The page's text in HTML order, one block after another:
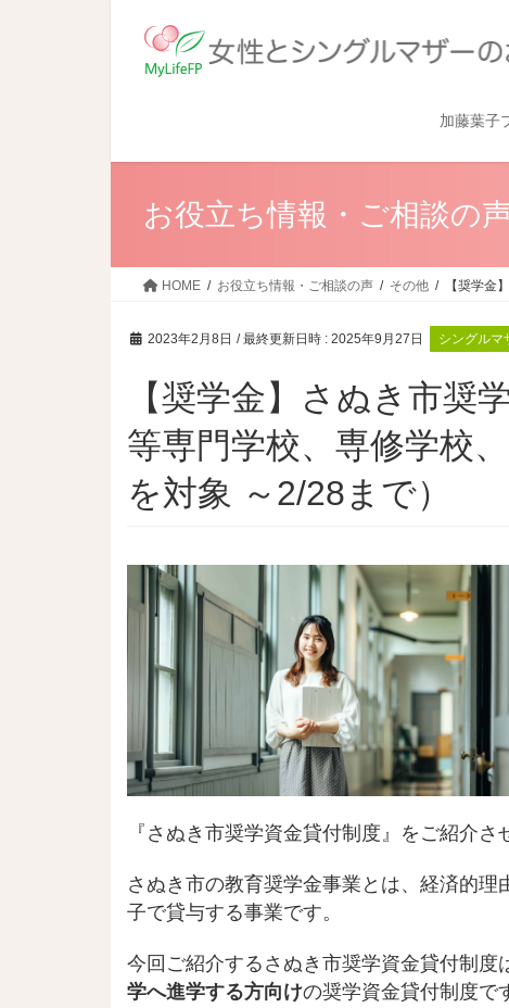
加藤葉子
お役立ち情報・ご相談の
HOME お役立ち情報・ご相談の声 その他 【奨学金
2023年2月8日 / 最終更新日時 : 2025年9月27日 シングルマ
【奨学金】さぬき市奨
等専門学校、専修学校
を対象 ～2/28まで）
『さぬき市奨学資金貸付制度』をご紹介さ
さぬき市の教育奨学金事業とは、経済的
子で貸与する事業です。
今回ご紹介するさぬき市奨学資金貸付制度
学へ進学する方向けの奨学資金貸付制度で